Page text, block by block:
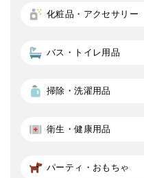
化粧品・アクセサリー
バス・トイレ用品
掃除・洗濯用品
衛生・健康用品
パーティ・おもちゃ